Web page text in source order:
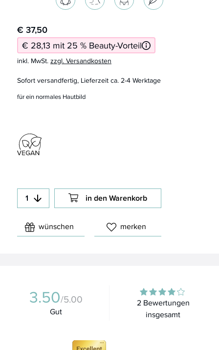
für ein normales Hautbild
€ 37,50
€ 28,13 mit 25 % Beauty-Vorteil
inkl. MwSt.zzgl. Versandkosten
Sofort versandfertig, Lieferzeit ca. 2-4 Werktage
in den Warenkorb
wünschen merken
3.50/5.00
Gut
2 Bewertungen
insgesamt